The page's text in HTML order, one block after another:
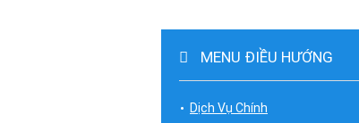
MENU ĐIỀU HƯỚNG
Dịch Vụ Chính